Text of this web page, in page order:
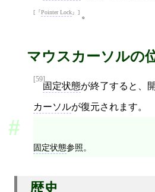
Pointer Lock 。
マウスカーソルの
[59]
固定状態が終了すると、
カーソルが復元されます。
固定状態参照。
歴史